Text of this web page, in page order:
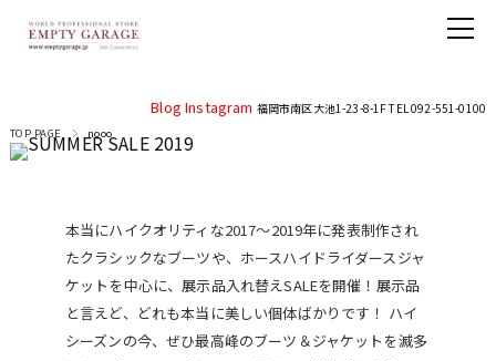
Blog Instagram 福岡市南区大池1-23-8-1F TEL 092-551-0100
TOP PAGE nooo
本当にハイクオリティな2017〜2019年に発表制作され
たクラシックなブーツや、ホースハイドライダースジャ
ケットを中心に、展示品入れ替えSALEを開催！展示品
と言えど、どれも本当に美しい個体ばかりです！ ハイ
シーズンの今、ぜひ最高峰のブーツ＆ジャケットを滅多